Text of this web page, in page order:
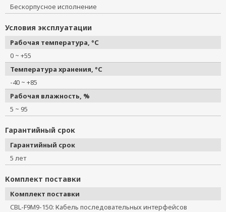
Бескорпусное исполнение
Условия эксплуатации
Рабочая температура, °C
0 ~ +55
Температура хранения, °C
-40 ~ +85
Рабочая влажность, %
5 ~ 95
Гарантийный срок
Гарантийный срок
5 лет
Комплект поставки
Комплект поставки
CBL-F9M9-150: Кабель последовательных интерфейсов